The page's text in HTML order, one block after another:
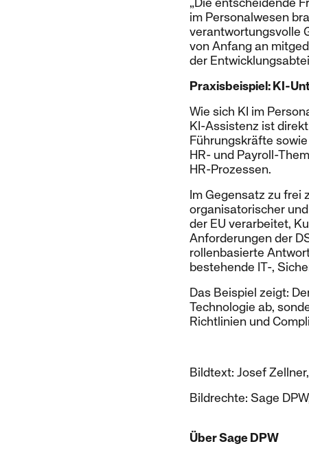
im Personalwesen
verantwortungsvolle
von Anfang an
der
Praxisbeispiel: KI-
Wie sich KI im
KI-Assistenz ist
Führungskräfte
HR- und Payroll-
HR-Prozessen.
Im Gegensatz zu frei
organisatorischer
der EU verarbeitet,
Anforderungen der
rollenbasierte
bestehende IT-,
Das Beispiel zeigt:
Technologie ab,
Richtlinien und
Bildtext: Josef
Bildrechte: Sage
Über Sage DPW